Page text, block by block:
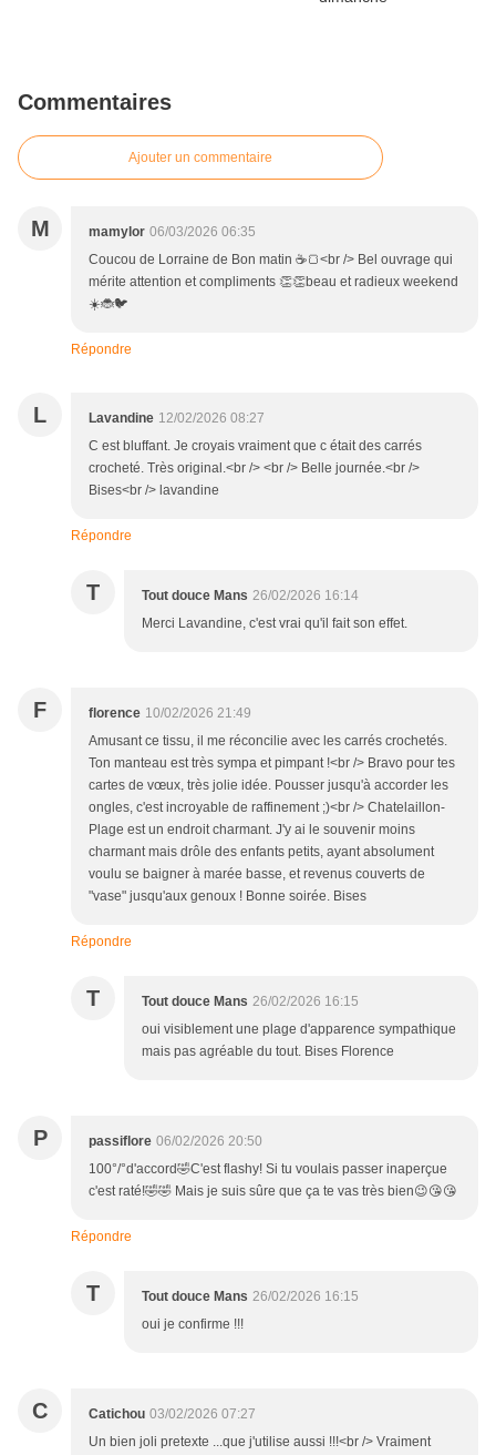
Commentaires
Ajouter un commentaire
M mamylor 06/03/2026 06:35
Coucou de Lorraine de Bon matin ☕🍞<br /> Bel ouvrage qui
mérite attention et compliments 👏👏beau et radieux weekend
☀️🐞🐦
Répondre
L Lavandine 12/02/2026 08:27
C est bluffant. Je croyais vraiment que c était des carrés
crocheté. Très original.<br /> <br /> Belle journée.<br />
Bises<br /> lavandine
Répondre
T Tout douce Mans 26/02/2026 16:14
Merci Lavandine, c'est vrai qu'il fait son effet.
F florence 10/02/2026 21:49
Amusant ce tissu, il me réconcilie avec les carrés crochetés.
Ton manteau est très sympa et pimpant !<br /> Bravo pour tes
cartes de vœux, très jolie idée. Pousser jusqu'à accorder les
ongles, c'est incroyable de raffinement ;)<br /> Chatelaillon-
Plage est un endroit charmant. J'y ai le souvenir moins
charmant mais drôle des enfants petits, ayant absolument
voulu se baigner à marée basse, et revenus couverts de
"vase" jusqu'aux genoux ! Bonne soirée. Bises
Répondre
T Tout douce Mans 26/02/2026 16:15
oui visiblement une plage d'apparence sympathique
mais pas agréable du tout. Bises Florence
P passiflore 06/02/2026 20:50
100°/°d'accord🤣C'est flashy! Si tu voulais passer inaperçue
c'est raté!🤣🤣 Mais je suis sûre que ça te vas très bien😉😘😘
Répondre
T Tout douce Mans 26/02/2026 16:15
oui je confirme !!!
C Catichou 03/02/2026 07:27
Un bien joli pretexte ...que j'utilise aussi !!!<br /> Vraiment